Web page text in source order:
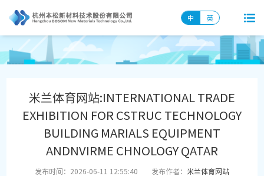
中 英
米兰体育网站:INTERNATIONAL TRADE
EXHIBITION FOR CSTRUC TECHNOLOGY
BUILDING MARIALS EQUIPMENT
ANDNVIRME CHNOLOGY QATAR
发布时间：2026-06-11 12:55:40 发布作者： 米兰体育网站